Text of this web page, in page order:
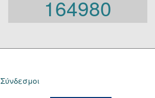
Γενική Κυβέρνηση
Γενική Γραμματεία
164980
Σύνδεσμοι